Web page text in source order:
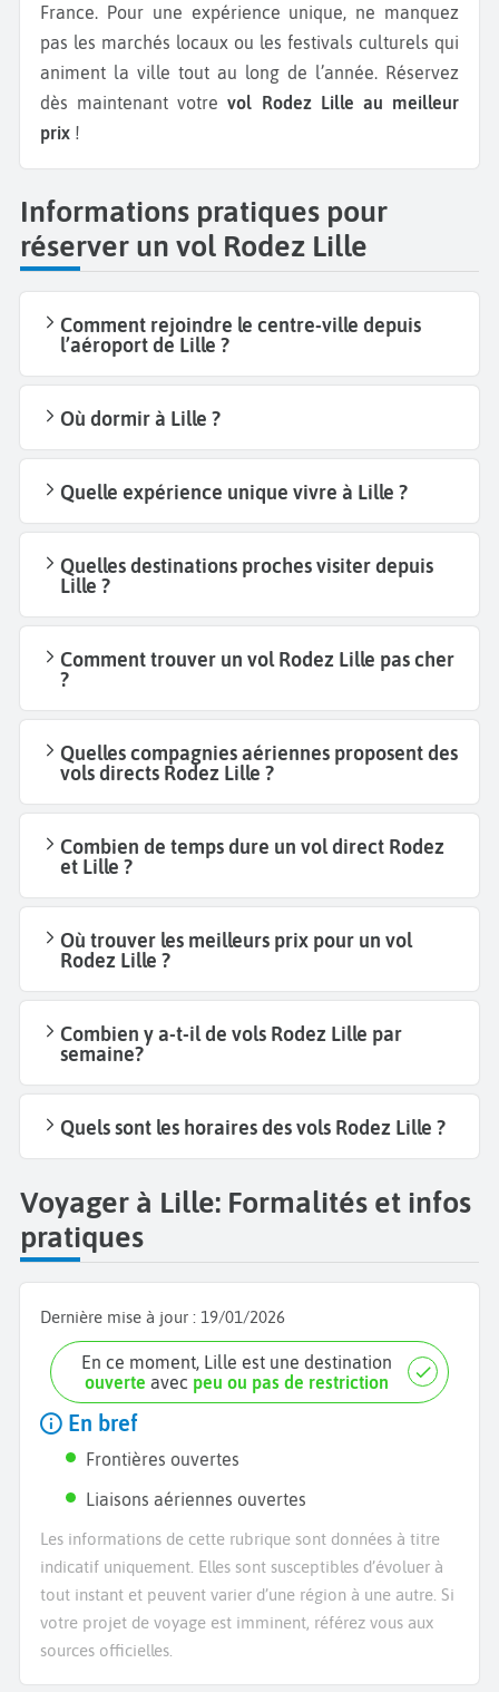
France. Pour une expérience unique, ne manquez
pas les marchés locaux ou les festivals culturels qui
animent la ville tout au long de l’année. Réservez
dès maintenant votrevol Rodez Lille au meilleur
prix !
Informations pratiques pour
réserver un vol Rodez Lille
Comment rejoindre le centre-ville depuis
l’aéroport de Lille ?
Où dormir à Lille ?
Quelle expérience unique vivre à Lille ?
Quelles destinations proches visiter depuis
Lille ?
Comment trouver un vol Rodez Lille pas cher
?
Quelles compagnies aériennes proposent des
vols directs Rodez Lille ?
Combien de temps dure un vol direct Rodez
et Lille ?
Où trouver les meilleurs prix pour un vol
Rodez Lille ?
Combien y a-t-il de vols Rodez Lille par
semaine?
Quels sont les horaires des vols Rodez Lille ?
Voyager à Lille: Formalités et infos
pratiques
Dernière mise à jour : 19/01/2026
En ce moment, Lille est une destination
ouverte avec peu ou pas de restriction
En bref
Frontières ouvertes
Liaisons aériennes ouvertes
Les informations de cette rubrique sont données à titre
indicatif uniquement. Elles sont susceptibles d’évoluer à
tout instant et peuvent varier d’une région à une autre. Si
votre projet de voyage est imminent, référez vous aux
sources officielles.